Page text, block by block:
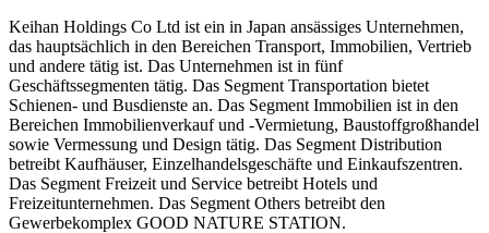
Keihan Holdings Co Ltd ist ein in Japan ansässiges Unternehmen,
das hauptsächlich in den Bereichen Transport, Immobilien, Vertrieb
und andere tätig ist. Das Unternehmen ist in fünf
Geschäftssegmenten tätig. Das Segment Transportation bietet
Schienen- und Busdienste an. Das Segment Immobilien ist in den
Bereichen Immobilienverkauf und -Vermietung, Baustoffgroßhandel
sowie Vermessung und Design tätig. Das Segment Distribution
betreibt Kaufhäuser, Einzelhandelsgeschäfte und Einkaufszentren.
Das Segment Freizeit und Service betreibt Hotels und
Freizeitunternehmen. Das Segment Others betreibt den
Gewerbekomplex GOOD NATURE STATION.